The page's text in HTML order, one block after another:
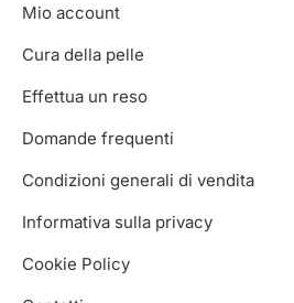
Mio account
Cura della pelle
Effettua un reso
Domande frequenti
Condizioni generali di vendita
Informativa sulla privacy
Cookie Policy